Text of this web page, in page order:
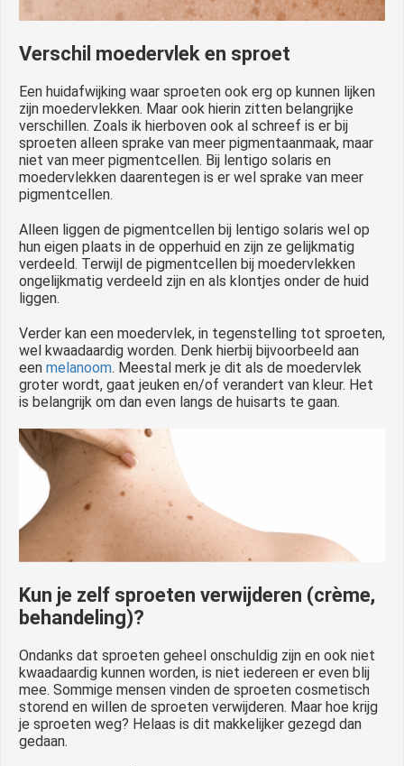
Verschil moedervlek en sproet
Een huidafwijking waar sproeten ook erg op kunnen lijken
zijn moedervlekken. Maar ook hierin zitten belangrijke
verschillen. Zoals ik hierboven ook al schreef is er bij
sproeten alleen sprake van meer pigmentaanmaak, maar
niet van meer pigmentcellen. Bij lentigo solaris en
moedervlekken daarentegen is er wel sprake van meer
pigmentcellen.
Alleen liggen de pigmentcellen bij lentigo solaris wel op
hun eigen plaats in de opperhuid en zijn ze gelijkmatig
verdeeld. Terwijl de pigmentcellen bij moedervlekken
ongelijkmatig verdeeld zijn en als klontjes onder de huid
liggen.
Verder kan een moedervlek, in tegenstelling tot sproeten,
wel kwaadaardig worden. Denk hierbij bijvoorbeeld aan
een melanoom. Meestal merk je dit als de moedervlek
groter wordt, gaat jeuken en/of verandert van kleur. Het
is belangrijk om dan even langs de huisarts te gaan.
Kun je zelf sproeten verwijderen (crème,
behandeling)?
Ondanks dat sproeten geheel onschuldig zijn en ook niet
kwaadaardig kunnen worden, is niet iedereen er even blij
mee. Sommige mensen vinden de sproeten cosmetisch
storend en willen de sproeten verwijderen. Maar hoe krijg
je sproeten weg? Helaas is dit makkelijker gezegd dan
gedaan.